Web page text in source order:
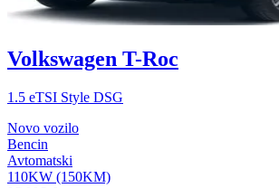
Volkswagen T-Roc
1.5 eTSI Style DSG
Novo vozilo
Bencin
Avtomatski
110KW (150KM)